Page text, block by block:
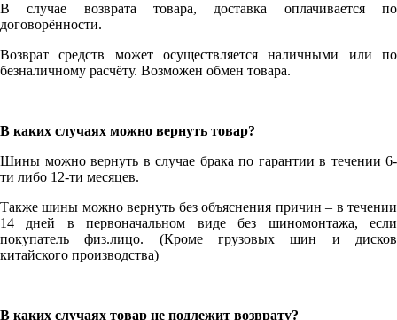
В случае возврата товара, доставка оплачивается по
договорённости.
Возврат средств может осуществляется наличными или по
безналичному расчёту. Возможен обмен товара.
В каких случаях можно вернуть товар?
Шины можно вернуть в случае брака по гарантии в течении 6-
ти либо 12-ти месяцев.
Также шины можно вернуть без объяснения причин – в течении
14 дней в первоначальном виде без шиномонтажа, если
покупатель физ.лицо. (Кроме грузовых шин и дисков
китайского производства)
В каких случаях товар не подлежит возврату?